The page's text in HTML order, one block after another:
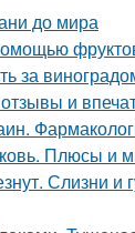
до мира
за
и
Плюсы и
Слизни и